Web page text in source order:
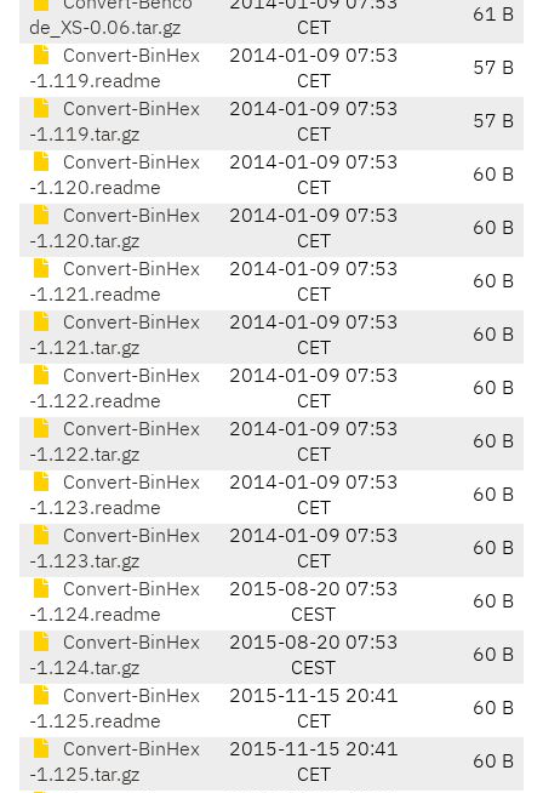
de_XS-0.06.tar.gz
CET
61 B
Convert-BinHex
-1.119.readme
2014-01-09 07:53
CET
57 B
Convert-BinHex
-1.119.tar.gz
2014-01-09 07:53
CET
57 B
Convert-BinHex
-1.120.readme
2014-01-09 07:53
CET
60 B
Convert-BinHex
-1.120.tar.gz
2014-01-09 07:53
CET
60 B
Convert-BinHex
-1.121.readme
2014-01-09 07:53
CET
60 B
Convert-BinHex
-1.121.tar.gz
2014-01-09 07:53
CET
60 B
Convert-BinHex
-1.122.readme
2014-01-09 07:53
CET
60 B
Convert-BinHex
-1.122.tar.gz
2014-01-09 07:53
CET
60 B
Convert-BinHex
-1.123.readme
2014-01-09 07:53
CET
60 B
Convert-BinHex
-1.123.tar.gz
2014-01-09 07:53
CET
60 B
Convert-BinHex
-1.124.readme
2015-08-20 07:53
CEST
60 B
Convert-BinHex
-1.124.tar.gz
2015-08-20 07:53
CEST
60 B
Convert-BinHex
-1.125.readme
2015-11-15 20:41
CET
60 B
Convert-BinHex
-1.125.tar.gz
2015-11-15 20:41
CET
60 B